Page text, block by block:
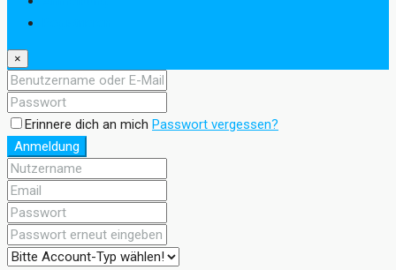
×
Erinnere dich an mich Passwort vergessen?
Anmeldung